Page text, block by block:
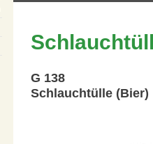
G 138
Schlauchtülle (Bier)